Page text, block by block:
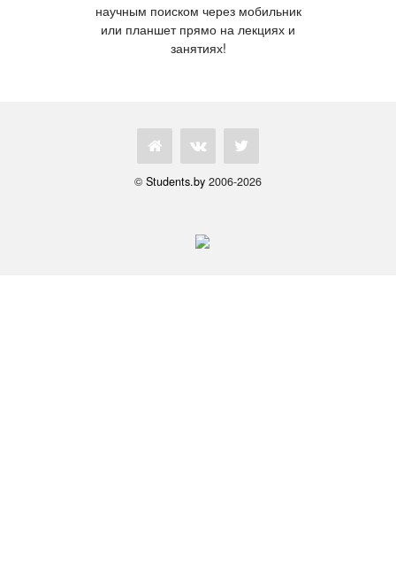
научным поиском через мобильник
или планшет прямо на лекциях и
занятиях!
© Students.by 2006-2026